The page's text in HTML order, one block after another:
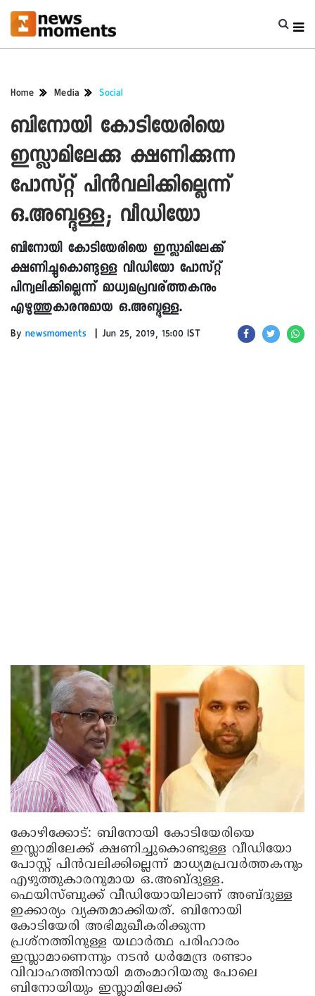
Home Media Social
ബിനോയി കോടിയേരിയെ
ഇസ്ലാമിലേക്കു ക്ഷണിക്കുന്ന
പോസ്റ്റ് പിന്‍വലിക്കില്ലെന്ന്
ഒ.അബ്ദുള്ള; വീഡിയോ
ബിനോയി കോടിയേരിയെ ഇസ്ലാമിലേക്ക്
ക്ഷണിച്ചുകൊണ്ടുള്ള വീഡിയോ പോസ്റ്റ്
പിന്വലിക്കില്ലെന്ന് മാധ്യമപ്രവര്ത്തകനും
എഴുത്തുകാരനുമായ ഒ.അബ്ദുള്ള.
By newsmoments | Jun 25, 2019, 15:00 IST
കോഴിക്കോട്: ബിനോയി കോടിയേരിയെ
ഇസ്ലാമിലേക്ക് ക്ഷണിച്ചുകൊണ്ടുള്ള വീഡിയോ
പോസ്റ്റ് പിന്‍വലിക്കില്ലെന്ന് മാധ്യമപ്രവര്‍ത്തകനും
എഴുത്തുകാരനുമായ ഒ.അബ്ദുള്ള.
ഫെയിസ്ബുക്ക് വീഡിയോയിലാണ് അബ്ദുള്ള
ഇക്കാര്യം വ്യക്തമാക്കിയത്. ബിനോയി
കോടിയേരി അഭിമുഖീകരിക്കുന്ന
പ്രശ്‌നത്തിനുള്ള യഥാര്‍ത്ഥ പരിഹാരം
ഇസ്ലാമാണെന്നും നടന്‍ ധര്‍മേന്ദ്ര രണ്ടാം
വിവാഹത്തിനായി മതംമാറിയതു പോലെ
ബിനോയിയും ഇസ്ലാമിലേക്ക്